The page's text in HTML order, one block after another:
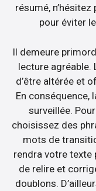
résumé,
pour éviter
Il demeure
lecture agréable.
d’être altérée et
En
surveillée.
choisissez des
mots de
rendra votre texte
de relire et
doublons.